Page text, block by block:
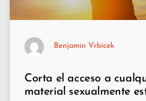
Corta el acceso a
material sexualmente
Benjamin Vrbicek